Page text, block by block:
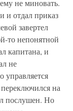
не миновать.
и отдал приказ
завертел
то непонятной
капитана, и
не
управляется
на
послушен. Но